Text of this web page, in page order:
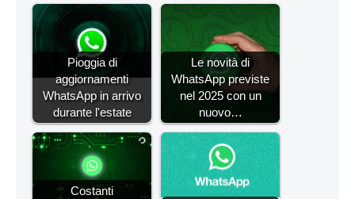
Pioggia di
aggiornamenti
WhatsApp in arrivo
durante l'estate
Le novità di
WhatsApp previste
nel 2025 con un
nuovo…
Costanti